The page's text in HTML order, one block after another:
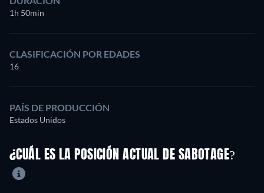
1h 50min
CLASIFICACIÓN POR EDADES
16
PAÍS DE PRODUCCIÓN
Estados Unidos
¿CUÁL ES LA POSICIÓN ACTUAL DE SABOTAGE?